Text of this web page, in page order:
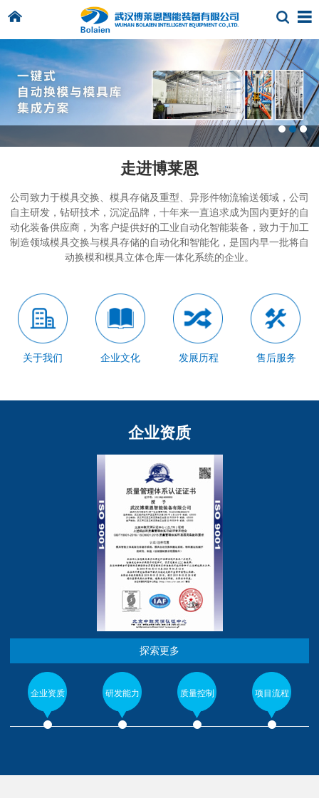
走进博莱恩
公司致力于模具交换、模具存储及重型、异形件物流输送领域，公司
自主研发，钻研技术，沉淀品牌，十年来一直追求成为国内更好的自
动化装备供应商，为客户提供好的工业自动化智能装备，致力于加工
制造领域模具交换与模具存储的自动化和智能化，是国内早一批将自
动换模和模具立体仓库一体化系统的企业。
关于我们 企业文化 发展历程 售后服务
企业资质
探索更多
企业资质 研发能力 质量控制 项目流程